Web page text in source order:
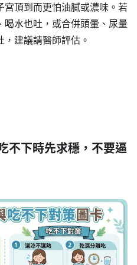
宮頂到而更怕油膩或濃味。若
水也吐，或合併頭暈、尿量
建議請醫師評估。
不下時先求穩，不要逼